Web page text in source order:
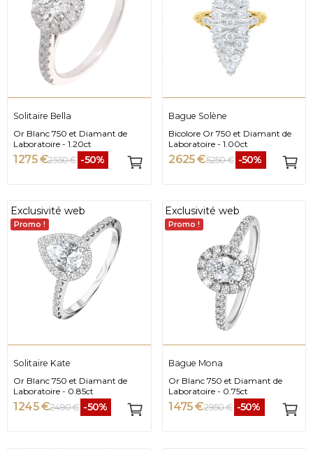
Solitaire Bella
Or Blanc 750 et Diamant de
Laboratoire - 1.20ct
1 275 €2 550 € -50%
Bague Solène
Bicolore Or 750 et Diamant de
Laboratoire - 1.00ct
2 625 €5 250 € -50%
Exclusivité web
Promo !
Solitaire Kate
Or Blanc 750 et Diamant de
Laboratoire - 0.85ct
1 245 €2 490 € -50%
Exclusivité web
Promo !
Bague Mona
Or Blanc 750 et Diamant de
Laboratoire - 0.75ct
1 475 €2 950 € -50%